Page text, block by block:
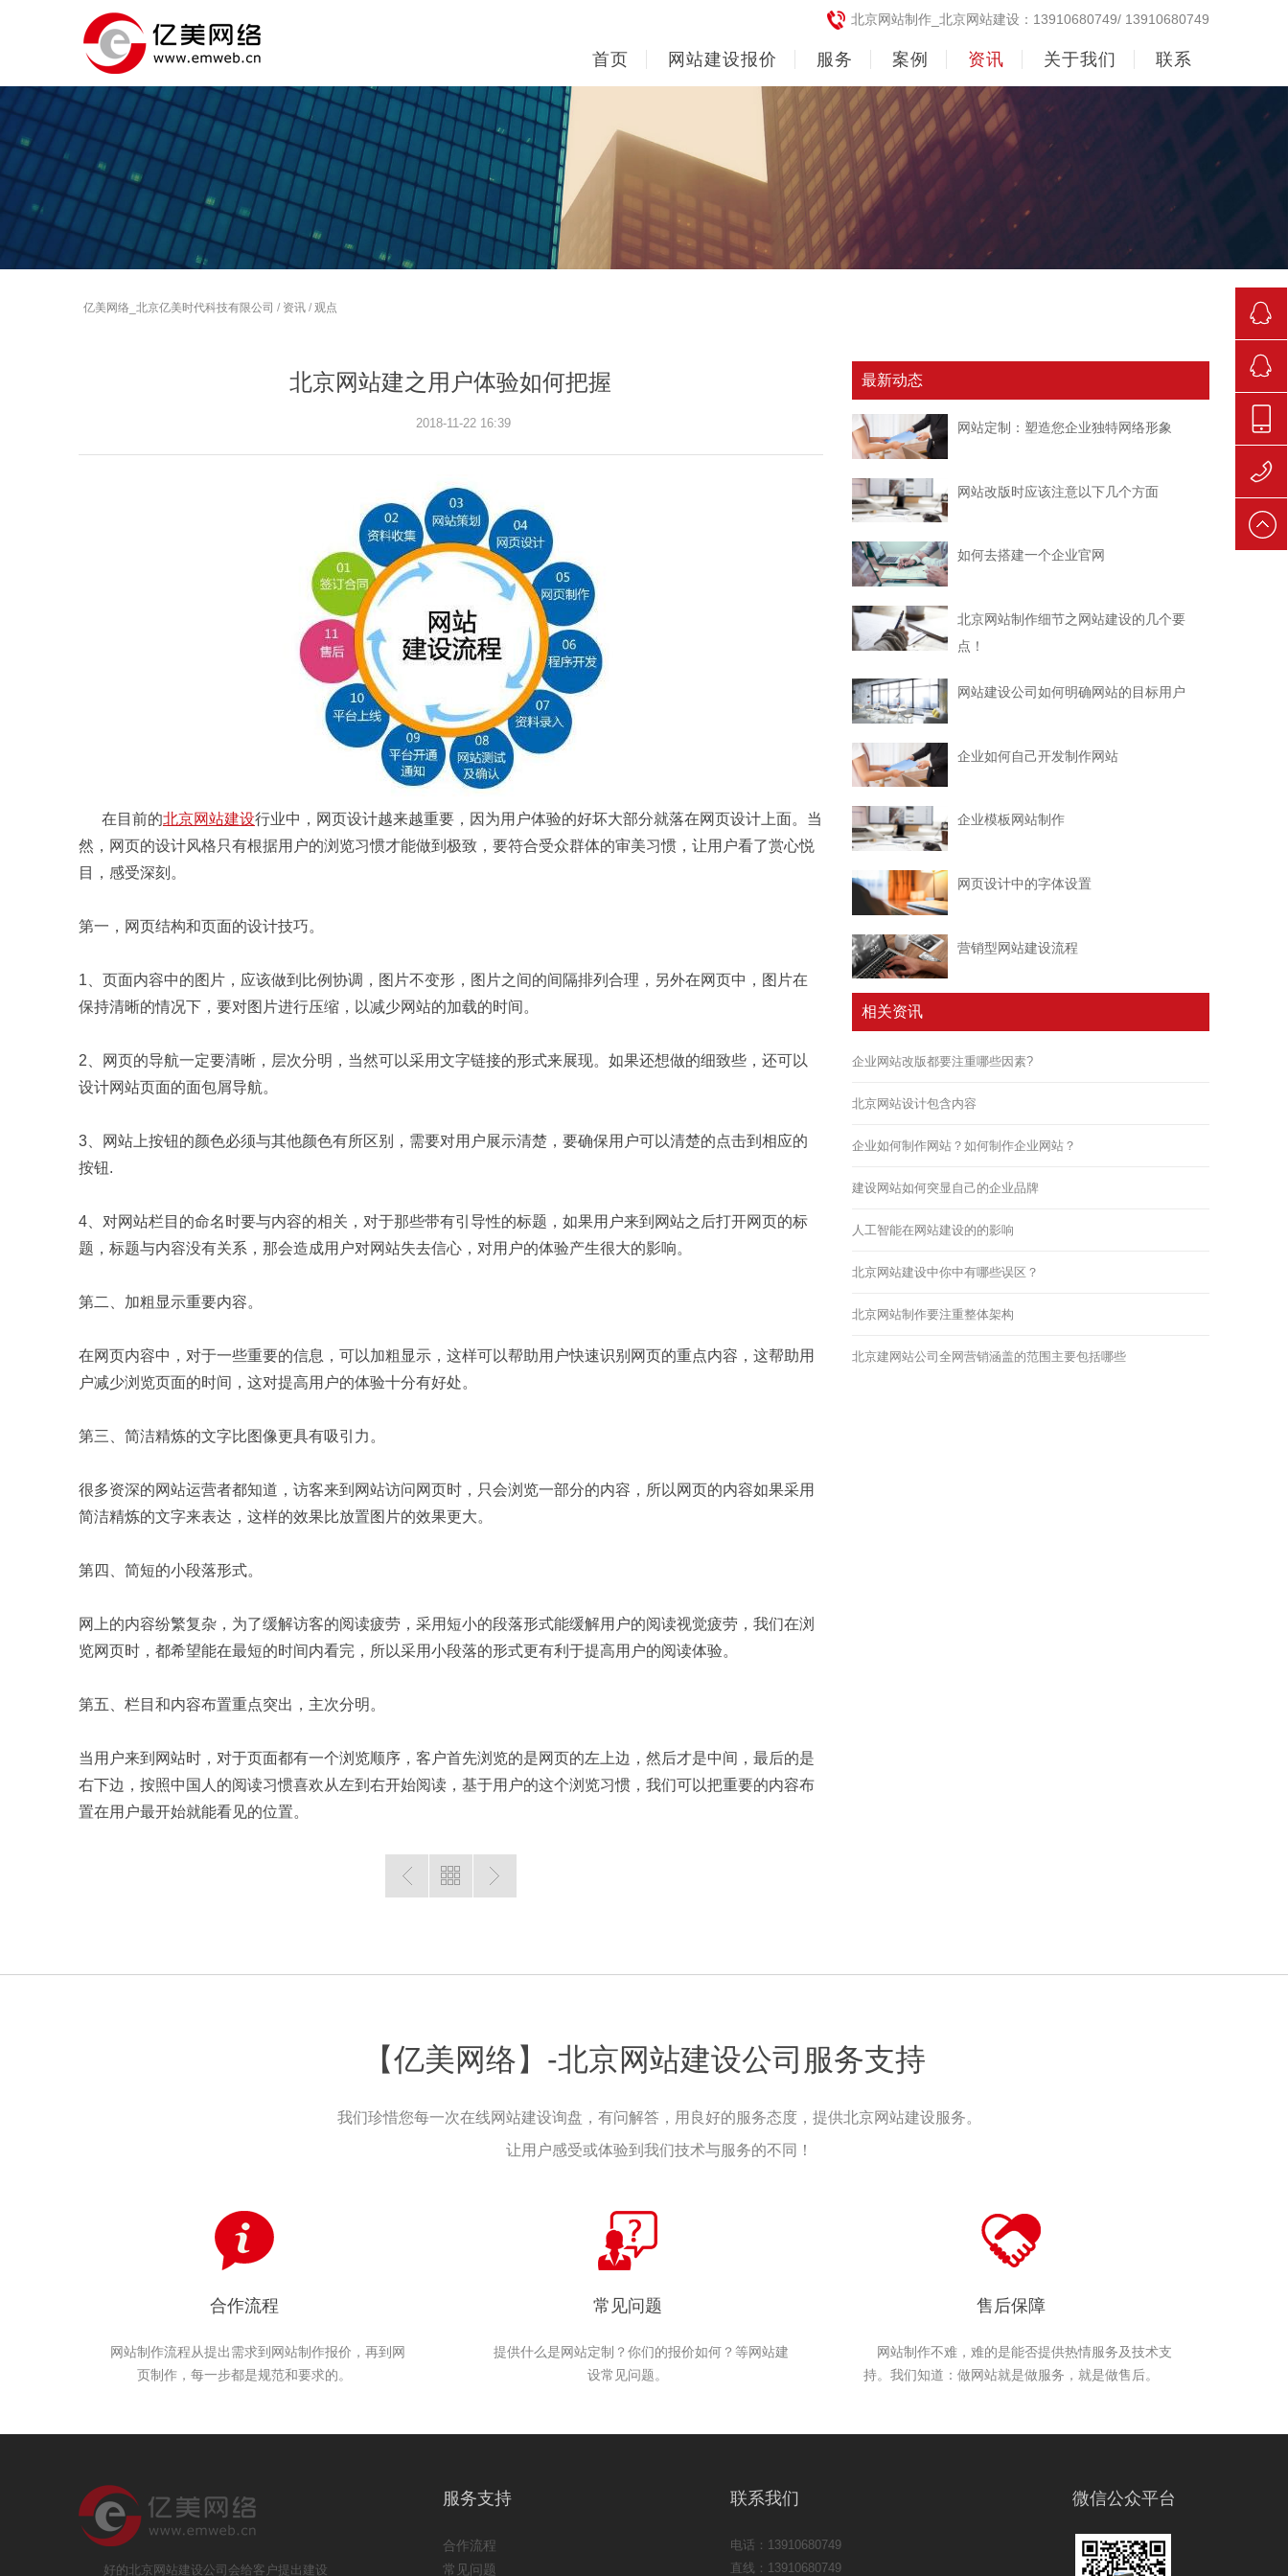
北京网站制作_北京网站建设：13910680749/ 13910680749
首页 网站建设报价 服务 案例 资讯 关于我们 联系
亿美网络_北京亿美时代科技有限公司 / 资讯 / 观点
北京网站建之用户体验如何把握
2018-11-22 16:39
在目前的北京网站建设行业中，网页设计越来越重要，因为用户体验的好坏大部分就落在网页设计上面。当
然，网页的设计风格只有根据用户的浏览习惯才能做到极致，要符合受众群体的审美习惯，让用户看了赏心悦
目，感受深刻。
第一，网页结构和页面的设计技巧。
1、页面内容中的图片，应该做到比例协调，图片不变形，图片之间的间隔排列合理，另外在网页中，图片在
保持清晰的情况下，要对图片进行压缩，以减少网站的加载的时间。
2、网页的导航一定要清晰，层次分明，当然可以采用文字链接的形式来展现。如果还想做的细致些，还可以
设计网站页面的面包屑导航。
3、网站上按钮的颜色必须与其他颜色有所区别，需要对用户展示清楚，要确保用户可以清楚的点击到相应的
按钮.
4、对网站栏目的命名时要与内容的相关，对于那些带有引导性的标题，如果用户来到网站之后打开网页的标
题，标题与内容没有关系，那会造成用户对网站失去信心，对用户的体验产生很大的影响。
第二、加粗显示重要内容。
在网页内容中，对于一些重要的信息，可以加粗显示，这样可以帮助用户快速识别网页的重点内容，这帮助用
户减少浏览页面的时间，这对提高用户的体验十分有好处。
第三、简洁精炼的文字比图像更具有吸引力。
很多资深的网站运营者都知道，访客来到网站访问网页时，只会浏览一部分的内容，所以网页的内容如果采用
简洁精炼的文字来表达，这样的效果比放置图片的效果更大。
第四、简短的小段落形式。
网上的内容纷繁复杂，为了缓解访客的阅读疲劳，采用短小的段落形式能缓解用户的阅读视觉疲劳，我们在浏
览网页时，都希望能在最短的时间内看完，所以采用小段落的形式更有利于提高用户的阅读体验。
第五、栏目和内容布置重点突出，主次分明。
当用户来到网站时，对于页面都有一个浏览顺序，客户首先浏览的是网页的左上边，然后才是中间，最后的是
右下边，按照中国人的阅读习惯喜欢从左到右开始阅读，基于用户的这个浏览习惯，我们可以把重要的内容布
置在用户最开始就能看见的位置。
最新动态
网站定制：塑造您企业独特网络形象
网站改版时应该注意以下几个方面
如何去搭建一个企业官网
北京网站制作细节之网站建设的几个要
点！
网站建设公司如何明确网站的目标用户
企业如何自己开发制作网站
企业模板网站制作
网页设计中的字体设置
营销型网站建设流程
相关资讯
企业网站改版都要注重哪些因素?
北京网站设计包含内容
企业如何制作网站？如何制作企业网站？
建设网站如何突显自己的企业品牌
人工智能在网站建设的的影响
北京网站建设中你中有哪些误区？
北京网站制作要注重整体架构
北京建网站公司全网营销涵盖的范围主要包括哪些
【亿美网络】-北京网站建设公司服务支持
我们珍惜您每一次在线网站建设询盘，有问解答，用良好的服务态度，提供北京网站建设服务。
让用户感受或体验到我们技术与服务的不同！
合作流程
网站制作流程从提出需求到网站制作报价，再到网
页制作，每一步都是规范和要求的。
常见问题
提供什么是网站定制？你们的报价如何？等网站建
设常见问题。
售后保障
网站制作不难，难的是能否提供热情服务及技术支
持。我们知道：做网站就是做服务，就是做售后。
好的北京网站建设公司会给客户提出建设
服务支持
合作流程
常见问题
联系我们
电话：13910680749
直线：13910680749
微信公众平台